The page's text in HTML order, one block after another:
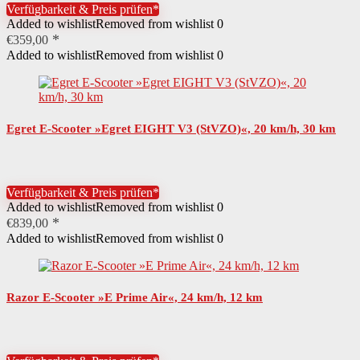
Material Sattelbezug Lederimitat
Höchstgeschwindigkeit 45 km/h
Leistung Motor 1500 W
Starter Elektrostarter
Verfügbarkeit & Preis prüfen*
Added to wishlistRemoved from wishlist 0
€359,00
Added to wishlistRemoved from wishlist 0
Egret E-Scooter »Egret EIGHT V3 (StVZO)«, 20 km/h, 30 km
Verfügbarkeit & Preis prüfen*
Added to wishlistRemoved from wishlist 0
€839,00
Added to wishlistRemoved from wishlist 0
Razor E-Scooter »E Prime Air«, 24 km/h, 12 km